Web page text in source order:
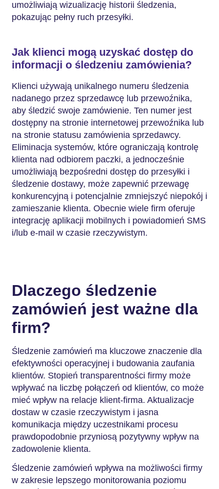
umożliwiają wizualizację historii śledzenia,
pokazując pełny ruch przesyłki.
Jak klienci mogą uzyskać dostęp do
informacji o śledzeniu zamówienia?
Klienci używają unikalnego numeru śledzenia
nadanego przez sprzedawcę lub przewoźnika,
aby śledzić swoje zamówienie. Ten numer jest
dostępny na stronie internetowej przewoźnika lub
na stronie statusu zamówienia sprzedawcy.
Eliminacja systemów, które ograniczają kontrolę
klienta nad odbiorem paczki, a jednocześnie
umożliwiają bezpośredni dostęp do przesyłki i
śledzenie dostawy, może zapewnić przewagę
konkurencyjną i potencjalnie zmniejszyć niepokój i
zamieszanie klienta. Obecnie wiele firm oferuje
integrację aplikacji mobilnych i powiadomień SMS
i/lub e-mail w czasie rzeczywistym.
Dlaczego śledzenie
zamówień jest ważne dla
firm?
Śledzenie zamówień ma kluczowe znaczenie dla
efektywności operacyjnej i budowania zaufania
klientów. Stopień transparentności firmy może
wpływać na liczbę połączeń od klientów, co może
mieć wpływ na relacje klient-firma. Aktualizacje
dostaw w czasie rzeczywistym i jasna
komunikacja między uczestnikami procesu
prawdopodobnie przyniosą pozytywny wpływ na
zadowolenie klienta.
Śledzenie zamówień wpływa na możliwości firmy
w zakresie lepszego monitorowania poziomu